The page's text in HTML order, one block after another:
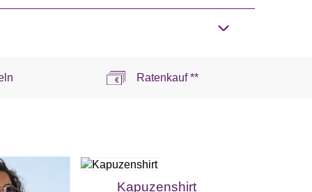
Ratenkauf **
Kapuzenshirt